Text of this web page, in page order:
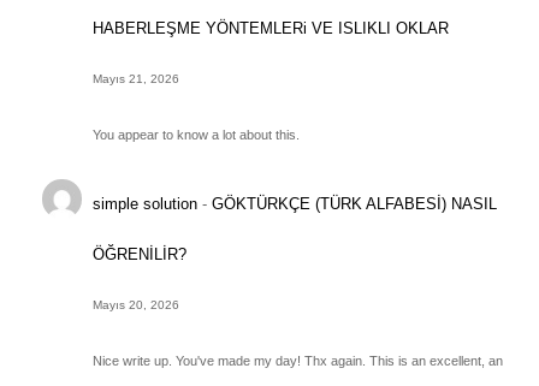
HABERLEŞME YÖNTEMLERi VE ISLIKLI OKLAR
Mayıs 21, 2026
You appear to know a lot about this.
simple solution -GÖKTÜRKÇE (TÜRK ALFABESİ) NASIL
ÖĞRENİLİR?
Mayıs 20, 2026
Nice write up. You've made my day! Thx again. This is an excellent, an